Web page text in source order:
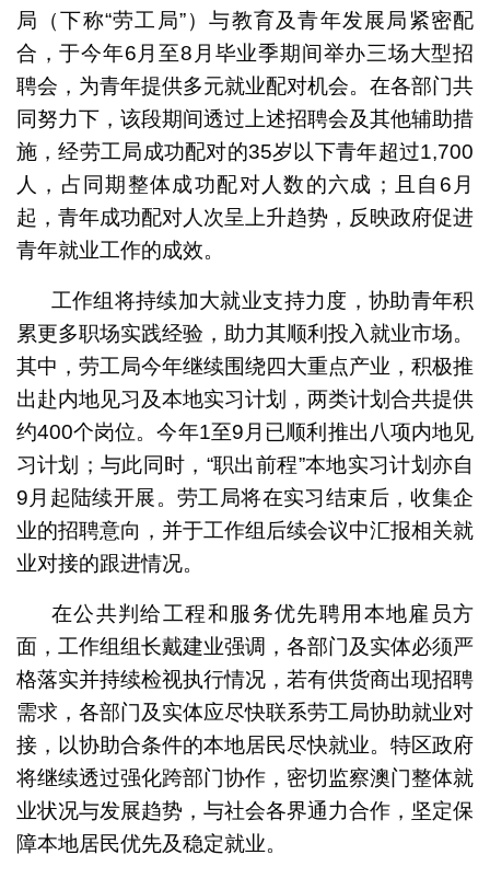
局（下称“劳工局”）与教育及青年发展局紧密配
合，于今年6月至8月毕业季期间举办三场大型招
聘会，为青年提供多元就业配对机会。在各部门共
同努力下，该段期间透过上述招聘会及其他辅助措
施，经劳工局成功配对的35岁以下青年超过1,700
人，占同期整体成功配对人数的六成；且自6月
起，青年成功配对人次呈上升趋势，反映政府促进
青年就业工作的成效。
工作组将持续加大就业支持力度，协助青年积
累更多职场实践经验，助力其顺利投入就业市场。
其中，劳工局今年继续围绕四大重点产业，积极推
出赴内地见习及本地实习计划，两类计划合共提供
约400个岗位。今年1至9月已顺利推出八项内地见
习计划；与此同时，“职出前程”本地实习计划亦自
9月起陆续开展。劳工局将在实习结束后，收集企
业的招聘意向，并于工作组后续会议中汇报相关就
业对接的跟进情况。
在公共判给工程和服务优先聘用本地雇员方
面，工作组组长戴建业强调，各部门及实体必须严
格落实并持续检视执行情况，若有供货商出现招聘
需求，各部门及实体应尽快联系劳工局协助就业对
接，以协助合条件的本地居民尽快就业。特区政府
将继续透过强化跨部门协作，密切监察澳门整体就
业状况与发展趋势，与社会各界通力合作，坚定保
障本地居民优先及稳定就业。